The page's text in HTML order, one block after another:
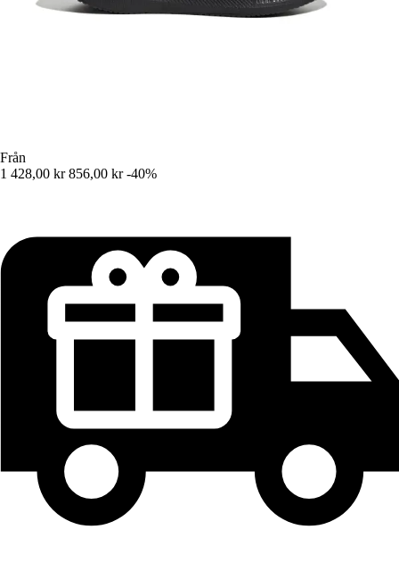
Från
1 428,00 kr 856,00 kr -40%